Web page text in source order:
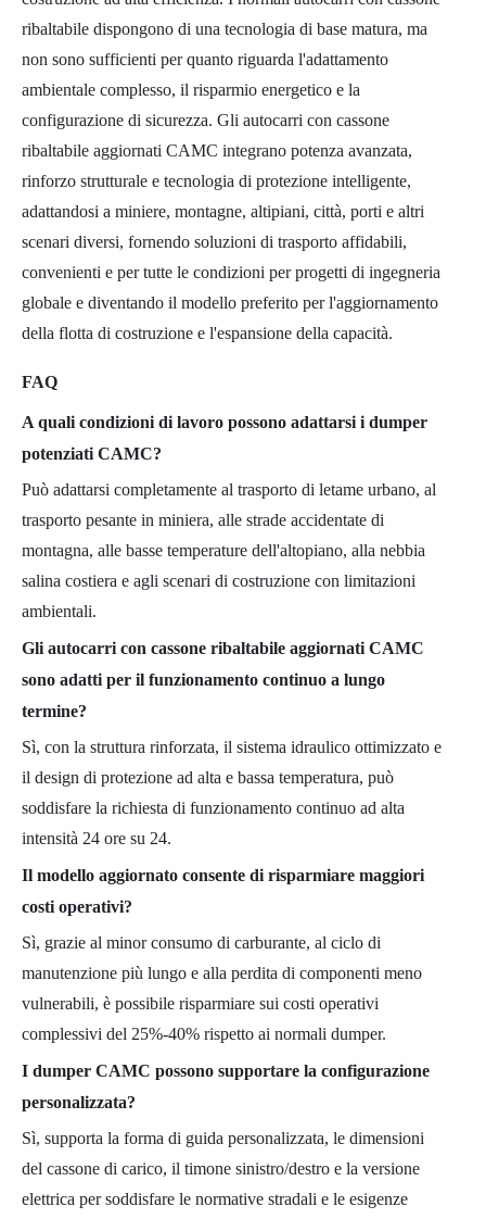
ribaltabile dispongono di una tecnologia di base matura, ma
non sono sufficienti per quanto riguarda l'adattamento
ambientale complesso, il risparmio energetico e la
configurazione di sicurezza. Gli autocarri con cassone
ribaltabile aggiornati CAMC integrano potenza avanzata,
rinforzo strutturale e tecnologia di protezione intelligente,
adattandosi a miniere, montagne, altipiani, città, porti e altri
scenari diversi, fornendo soluzioni di trasporto affidabili,
convenienti e per tutte le condizioni per progetti di ingegneria
globale e diventando il modello preferito per l'aggiornamento
della flotta di costruzione e l'espansione della capacità.
FAQ
A quali condizioni di lavoro possono adattarsi i dumper
potenziati CAMC?
Può adattarsi completamente al trasporto di letame urbano, al
trasporto pesante in miniera, alle strade accidentate di
montagna, alle basse temperature dell'altopiano, alla nebbia
salina costiera e agli scenari di costruzione con limitazioni
ambientali.
Gli autocarri con cassone ribaltabile aggiornati CAMC
sono adatti per il funzionamento continuo a lungo
termine?
Sì, con la struttura rinforzata, il sistema idraulico ottimizzato e
il design di protezione ad alta e bassa temperatura, può
soddisfare la richiesta di funzionamento continuo ad alta
intensità 24 ore su 24.
Il modello aggiornato consente di risparmiare maggiori
costi operativi?
Sì, grazie al minor consumo di carburante, al ciclo di
manutenzione più lungo e alla perdita di componenti meno
vulnerabili, è possibile risparmiare sui costi operativi
complessivi del 25%-40% rispetto ai normali dumper.
I dumper CAMC possono supportare la configurazione
personalizzata?
Sì, supporta la forma di guida personalizzata, le dimensioni
del cassone di carico, il timone sinistro/destro e la versione
elettrica per soddisfare le normative stradali e le esigenze